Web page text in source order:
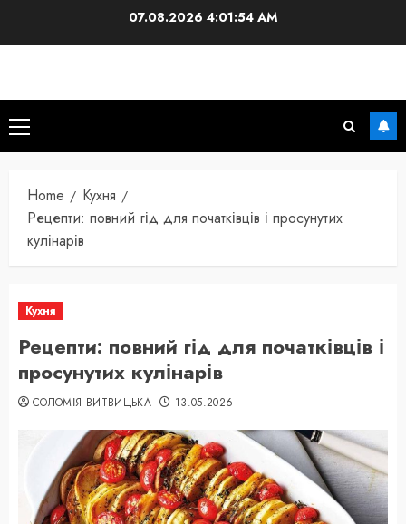
07.08.2026 4:01:55 AM
Primary
Menu
Home
Кухня
Рецепти: повний гід для початківців і просунутих
кулінарів
Кухня
Рецепти: повний гід для початківців і
просунутих кулінарів
СОЛОМІЯ ВИТВИЦЬКА 13.05.2026